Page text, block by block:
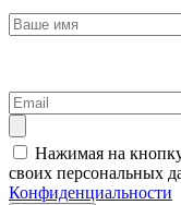
Нажимая на
своих персональных
Конфиденциальности